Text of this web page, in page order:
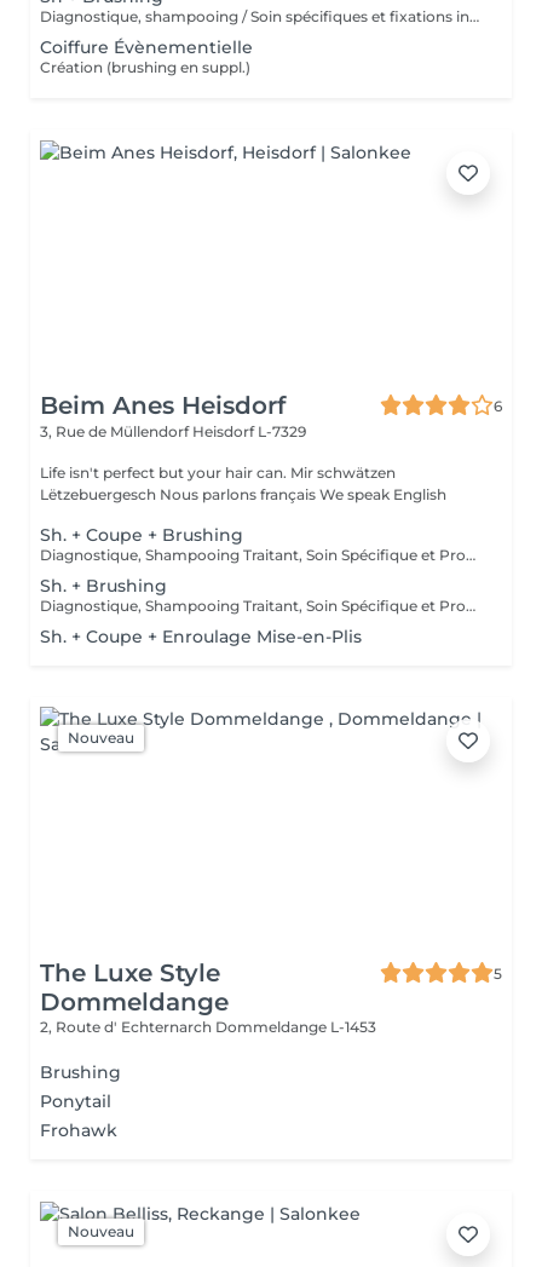
Diagnostique, shampooing / Soin spécifiques et fixations inclus
Coiffure Évènementielle
Création (brushing en suppl.)
Beim Anes Heisdorf
6
3, Rue de Müllendorf Heisdorf L-7329
Life isn't perfect but your hair can. Mir schwätzen
Lëtzebuergesch Nous parlons français We speak English
Sh. + Coupe + Brushing
Diagnostique, Shampooing Traitant, Soin Spécifique et Produits Coiffants inclus
Sh. + Brushing
Diagnostique, Shampooing Traitant, Soin Spécifique et Produits Coiffants inclus
Sh. + Coupe + Enroulage Mise-en-Plis
Nouveau
The Luxe Style
Dommeldange
5
2, Route d' Echternarch Dommeldange L-1453
Brushing
Ponytail
Frohawk
Nouveau